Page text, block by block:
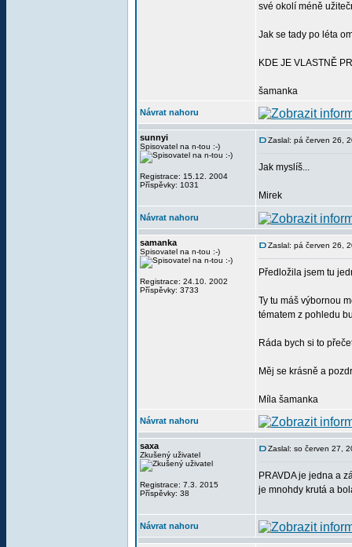
své okolí méně
Jak se tady po léta
KDE JE VLASTNĚ
šamanka
Návrat nahoru
sunnyi
Spisovatel na n-tou :-)
Registrace: 15.12. 2004
Příspěvky: 1031
Zaslal: pá červen 26,
Jak myslíš...
Mirek
Návrat nahoru
samanka
Spisovatel na n-tou :-)
Registrace: 24.10. 2002
Příspěvky: 3733
Zaslal: pá červen 26,
Předložila jsem tu
Ty tu máš výbornou
tématem z pohledu
Ráda bych si to
Měj se krásně a
Míla šamanka
Návrat nahoru
saxa
Zkušený uživatel
Registrace: 7.3. 2015
Příspěvky: 38
Zaslal: so červen 27,
PRAVDA je jedna a
je mnohdy krutá a
Návrat nahoru